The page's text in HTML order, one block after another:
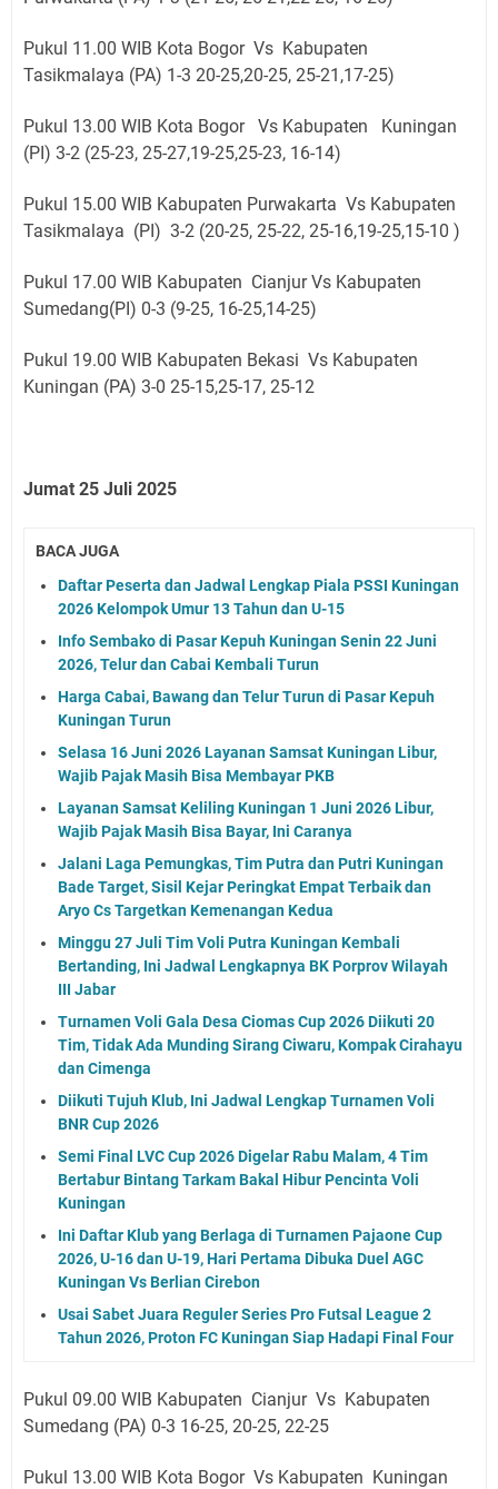
Pukul 11.00 WIB Kota Bogor Vs Kabupaten
Tasikmalaya (PA) 1-3 20-25,20-25, 25-21,17-25)
Pukul 13.00 WIB Kota Bogor Vs Kabupaten Kuningan
(PI) 3-2 (25-23, 25-27,19-25,25-23, 16-14)
Pukul 15.00 WIB Kabupaten Purwakarta Vs Kabupaten
Tasikmalaya (PI) 3-2 (20-25, 25-22, 25-16,19-25,15-10 )
Pukul 17.00 WIB Kabupaten Cianjur Vs Kabupaten
Sumedang(PI) 0-3 (9-25, 16-25,14-25)
Pukul 19.00 WIB Kabupaten Bekasi Vs Kabupaten
Kuningan (PA) 3-0 25-15,25-17, 25-12
Jumat 25 Juli 2025
BACA JUGA
Daftar Peserta dan Jadwal Lengkap Piala PSSI Kuningan
2026 Kelompok Umur 13 Tahun dan U-15
Info Sembako di Pasar Kepuh Kuningan Senin 22 Juni
2026, Telur dan Cabai Kembali Turun
Harga Cabai, Bawang dan Telur Turun di Pasar Kepuh
Kuningan Turun
Selasa 16 Juni 2026 Layanan Samsat Kuningan Libur,
Wajib Pajak Masih Bisa Membayar PKB
Layanan Samsat Keliling Kuningan 1 Juni 2026 Libur,
Wajib Pajak Masih Bisa Bayar, Ini Caranya
Jalani Laga Pemungkas, Tim Putra dan Putri Kuningan
Bade Target, Sisil Kejar Peringkat Empat Terbaik dan
Aryo Cs Targetkan Kemenangan Kedua
Minggu 27 Juli Tim Voli Putra Kuningan Kembali
Bertanding, Ini Jadwal Lengkapnya BK Porprov Wilayah
III Jabar
Turnamen Voli Gala Desa Ciomas Cup 2026 Diikuti 20
Tim, Tidak Ada Munding Sirang Ciwaru, Kompak Cirahayu
dan Cimenga
Diikuti Tujuh Klub, Ini Jadwal Lengkap Turnamen Voli
BNR Cup 2026
Semi Final LVC Cup 2026 Digelar Rabu Malam, 4 Tim
Bertabur Bintang Tarkam Bakal Hibur Pencinta Voli
Kuningan
Ini Daftar Klub yang Berlaga di Turnamen Pajaone Cup
2026, U-16 dan U-19, Hari Pertama Dibuka Duel AGC
Kuningan Vs Berlian Cirebon
Usai Sabet Juara Reguler Series Pro Futsal League 2
Tahun 2026, Proton FC Kuningan Siap Hadapi Final Four
Pukul 09.00 WIB Kabupaten Cianjur Vs Kabupaten
Sumedang (PA) 0-3 16-25, 20-25, 22-25
Pukul 13.00 WIB Kota Bogor Vs Kabupaten Kuningan